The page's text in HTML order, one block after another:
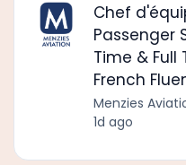
Chef
Passenger
Time & Full
French
Menzies
1d ago